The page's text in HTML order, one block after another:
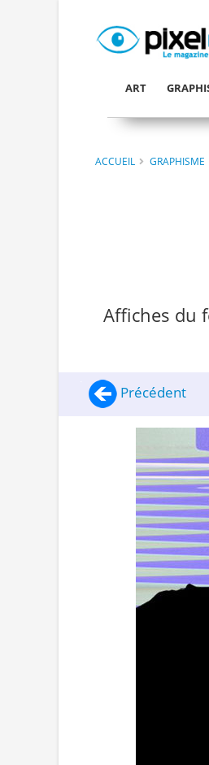
ART
ACCUEIL GRAPHISME
Affiches du
Précédent